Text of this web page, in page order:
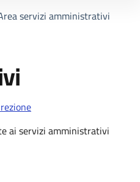
servizi amministrativi
ai servizi amministrativi